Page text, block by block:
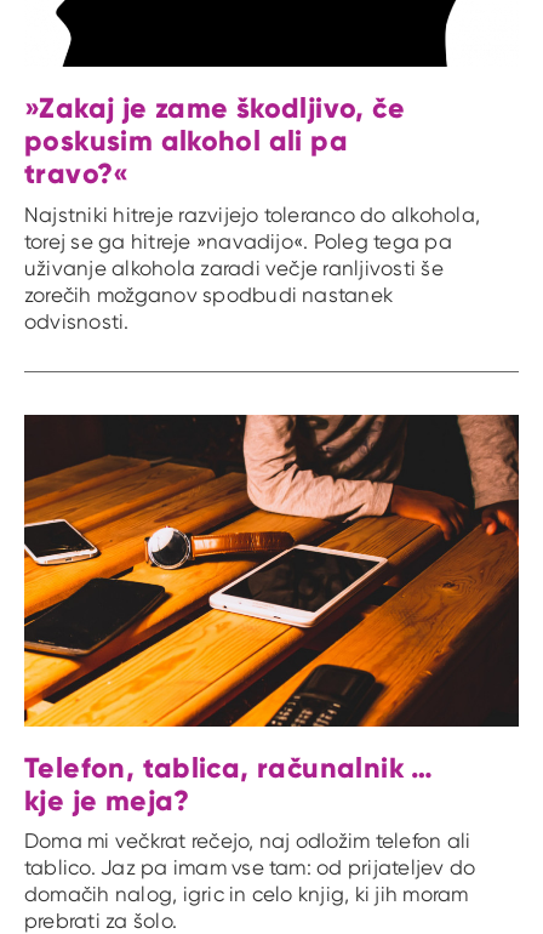
»Zakaj je zame škodljivo, če
poskusim alkohol ali pa
travo?«
Najstniki hitreje razvijejo toleranco do alkohola,
torej se ga hitreje »navadijo«. Poleg tega pa
uživanje alkohola zaradi večje ranljivosti še
zorečih možganov spodbudi nastanek
odvisnosti.
Telefon, tablica, računalnik …
kje je meja?
Doma mi večkrat rečejo, naj odložim telefon ali
tablico. Jaz pa imam vse tam: od prijateljev do
domačih nalog, igric in celo knjig, ki jih moram
prebrati za šolo.